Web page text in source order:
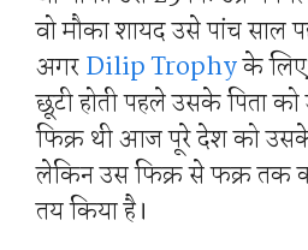
वो मौका शायद उसे पांच साल
अगरDilip Trophyके
छूटी होती पहले उसके पिता
फिक्र थी आज पूरे देश को
लेकिन उस फिक्र से फक्र
तय किया है।